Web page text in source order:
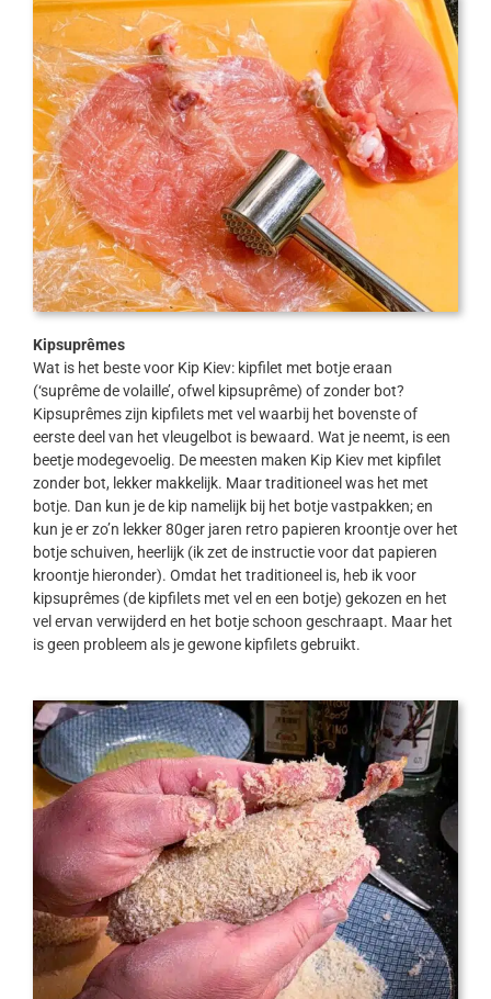
Kipsuprêmes
Wat is het beste voor Kip Kiev: kipfilet met botje eraan
(‘suprême de volaille’, ofwel kipsuprême) of zonder bot?
Kipsuprêmes zijn kipfilets met vel waarbij het bovenste of
eerste deel van het vleugelbot is bewaard. Wat je neemt, is een
beetje modegevoelig. De meesten maken Kip Kiev met kipfilet
zonder bot, lekker makkelijk. Maar traditioneel was het met
botje. Dan kun je de kip namelijk bij het botje vastpakken; en
kun je er zo’n lekker 80ger jaren retro papieren kroontje over het
botje schuiven, heerlijk (ik zet de instructie voor dat papieren
kroontje hieronder). Omdat het traditioneel is, heb ik voor
kipsuprêmes (de kipfilets met vel en een botje) gekozen en het
vel ervan verwijderd en het botje schoon geschraapt. Maar het
is geen probleem als je gewone kipfilets gebruikt.